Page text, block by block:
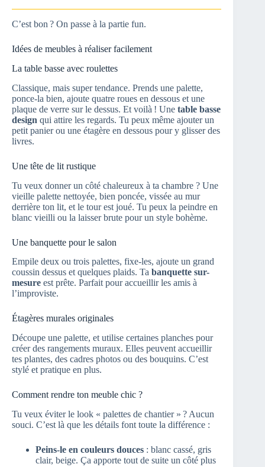
C’est bon ? On passe à la partie fun.
Idées de meubles à réaliser facilement
La table basse avec roulettes
Classique, mais super tendance. Prends une palette,
ponce-la bien, ajoute quatre roues en dessous et une
plaque de verre sur le dessus. Et voilà ! Une table basse
design qui attire les regards. Tu peux même ajouter un
petit panier ou une étagère en dessous pour y glisser des
livres.
Une tête de lit rustique
Tu veux donner un côté chaleureux à ta chambre ? Une
vieille palette nettoyée, bien poncée, vissée au mur
derrière ton lit, et le tour est joué. Tu peux la peindre en
blanc vieilli ou la laisser brute pour un style bohème.
Une banquette pour le salon
Empile deux ou trois palettes, fixe-les, ajoute un grand
coussin dessus et quelques plaids. Ta banquette sur-
mesure est prête. Parfait pour accueillir les amis à
l’improviste.
Étagères murales originales
Découpe une palette, et utilise certaines planches pour
créer des rangements muraux. Elles peuvent accueillir
tes plantes, des cadres photos ou des bouquins. C’est
stylé et pratique en plus.
Comment rendre ton meuble chic ?
Tu veux éviter le look « palettes de chantier » ? Aucun
souci. C’est là que les détails font toute la différence :
Peins-le en couleurs douces : blanc cassé, gris
clair, beige. Ça apporte tout de suite un côté plus